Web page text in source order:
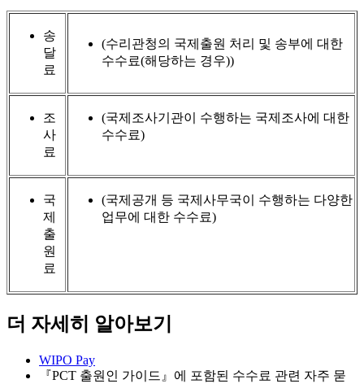
송
달
료
(수리관청의 국제출원 처리 및 송부에 대한
수수료(해당하는 경우))
조
사
료
(국제조사기관이 수행하는 국제조사에 대한
수수료)
국
제
출
원
료
(국제공개 등 국제사무국이 수행하는 다양한
업무에 대한 수수료)
더 자세히 알아보기
WIPO Pay
『PCT 출원인 가이드』에 포함된 수수료 관련 자주 묻